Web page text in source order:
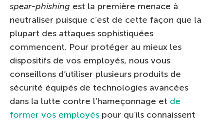
spear-phishing est la première menace à
neutraliser puisque c’est de cette façon que la
plupart des attaques sophistiquées
commencent. Pour protéger au mieux les
dispositifs de vos employés, nous vous
conseillons d’utiliser plusieurs produits de
sécurité équipés de technologies avancées
dans la lutte contre l’hameçonnage et de
former vos employés pour qu’ils connaissent